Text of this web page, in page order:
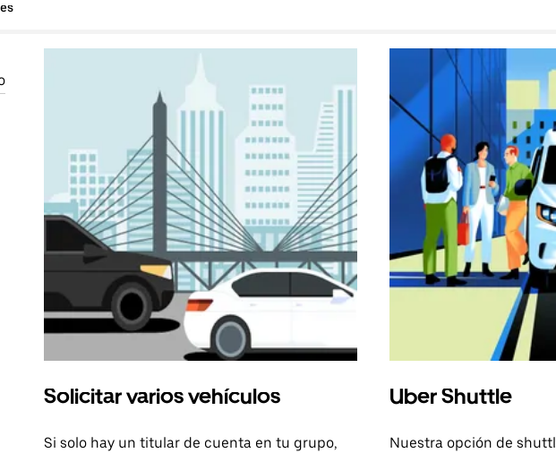
Solicitar varios vehículos
Si solo hay un titular de cuenta en tu grupo,
Uber Shuttle
Nuestra opción de